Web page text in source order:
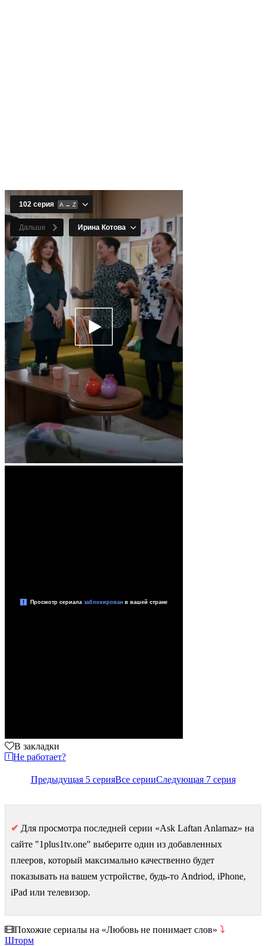
В закладки
Не работает?
Предыдущая 5 серияВсе серииСледующая 7 серия
✔ Для просмотра последней серии «Ask Laftan Anlamaz» на
сайте "1plus1tv.one" выберите один из добавленных
плееров, который максимально качественно будет
показывать на вашем устройстве, будь-то Andriod, iPhone,
iPad или телевизор.
Похожие сериалы на «Любовь не понимает слов» ⤵
Шторм